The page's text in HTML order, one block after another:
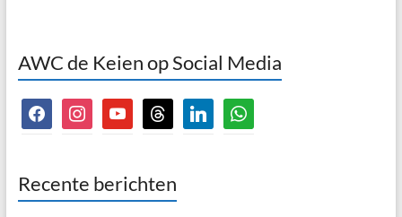
AWC de Keien op Social Media
facebookinstagramyoutubethreads linkedinwhatsapp
Recente berichten